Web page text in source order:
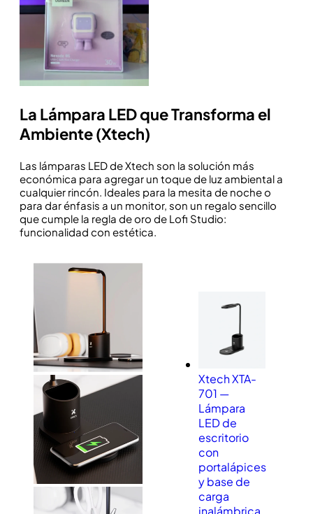
La Lámpara LED que Transforma el
Ambiente (Xtech)
Las lámparas LED de Xtech son la solución más
económica para agregar un toque de luz ambiental a
cualquier rincón. Ideales para la mesita de noche o
para dar énfasis a un monitor, son un regalo sencillo
que cumple la regla de oro de Lofi Studio:
funcionalidad con estética.
Xtech XTA-
701 —
Lámpara
LED de
escritorio
con
portalápices
y base de
carga
inalámbrica